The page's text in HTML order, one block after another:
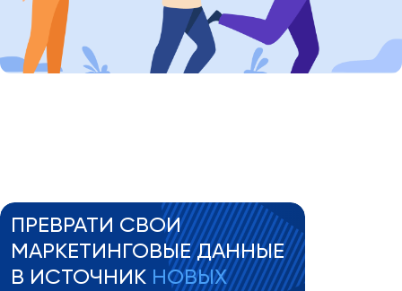
ПРЕВРАТИ СВОИ
МАРКЕТИНГОВЫЕ ДАННЫЕ
В ИСТОЧНИК НОВЫХ